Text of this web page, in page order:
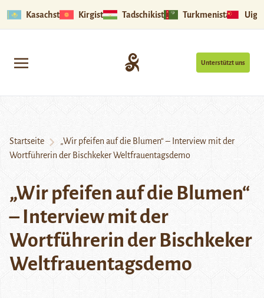
Kasachstan Kirgistan Tadschikistan Turkmenistan
Unterstützt uns
Startseite
„Wir pfeifen auf die Blumen“ – Interview mit der
Wortführerin der Bischkeker Weltfrauentagsdemo
„Wir pfeifen auf die Blumen“
– Interview mit der
Wortführerin der Bischkeker
Weltfrauentagsdemo